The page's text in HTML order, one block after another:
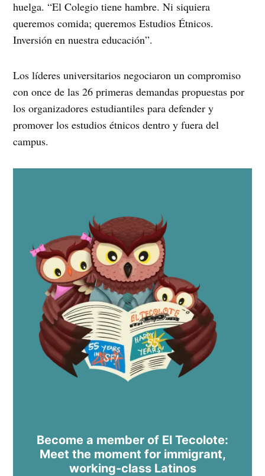
huelga. “El Colegio tiene hambre. Ni siquiera
queremos comida; queremos Estudios Étnicos.
Inversión en nuestra educación”.
Los líderes universitarios negociaron un compromiso
con once de las 26 primeras demandas propuestas por
los organizadores estudiantiles para defender y
promover los estudios étnicos dentro y fuera del
campus.
Become a member of El Tecolote:
Meet the moment for immigrant,
working-class Latinos